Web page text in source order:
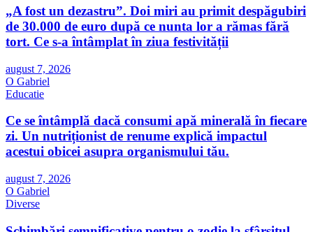
„A fost un dezastru”. Doi miri au primit despăgubiri
de 30.000 de euro după ce nunta lor a rămas fără
tort. Ce s-a întâmplat în ziua festivității
august 7, 2026
O Gabriel
Educatie
Ce se întâmplă dacă consumi apă minerală în fiecare
zi. Un nutriționist de renume explică impactul
acestui obicei asupra organismului tău.
august 7, 2026
O Gabriel
Diverse